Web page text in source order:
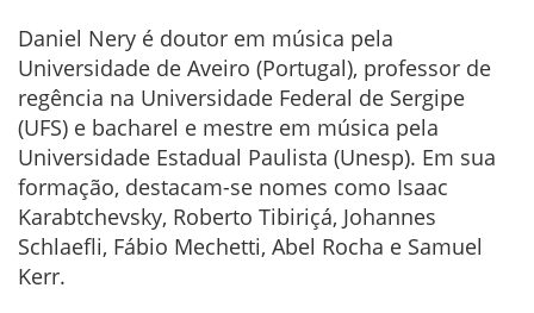
Daniel Nery é doutor em música pela
Universidade de Aveiro (Portugal), professor de
regência na Universidade Federal de Sergipe
(UFS) e bacharel e mestre em música pela
Universidade Estadual Paulista (Unesp). Em sua
formação, destacam-se nomes como Isaac
Karabtchevsky, Roberto Tibiriçá, Johannes
Schlaefli, Fábio Mechetti, Abel Rocha e Samuel
Kerr.